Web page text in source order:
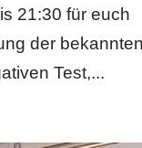
21:30 für euch
der
Test,...